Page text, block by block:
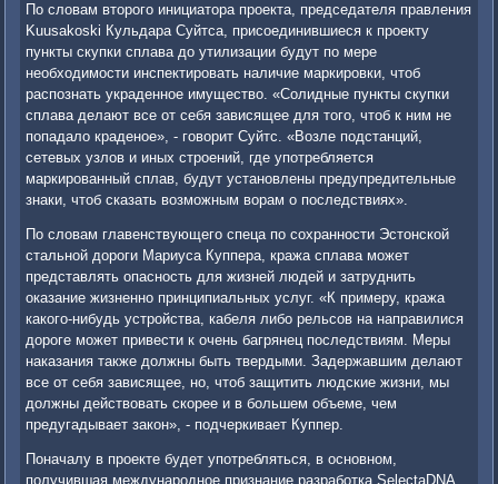
По словам второго инициатора проекта, председателя правления
Kuusakoski Кульдара Суйтса, присоединившиеся к проекту
пункты скупки сплава до утилизации будут по мере
необходимости инспектировать наличие маркировки, чтоб
распознать украденное имущество. «Солидные пункты скупки
сплава делают все от себя зависящее для того, чтоб к ним не
попадало краденое», - говорит Суйтс. «Возле подстанций,
сетевых узлов и иных строений, где употребляется
маркированный сплав, будут установлены предупредительные
знаки, чтоб сказать возможным ворам о последствиях».
По словам главенствующего спеца по сохранности Эстонской
стальной дороги Мариуса Куппера, кража сплава может
представлять опасность для жизней людей и затруднить
оказание жизненно принципиальных услуг. «К примеру, кража
какого-нибудь устройства, кабеля либо рельсов на направилися
дороге может привести к очень багрянец последствиям. Меры
наказания также должны быть твердыми. Задержавшим делают
все от себя зависящее, но, чтоб защитить людские жизни, мы
должны действовать скорее и в большем объеме, чем
предугадывает закон», - подчеркивает Куппер.
Поначалу в проекте будет употребляться, в основном,
получившая международное признание разработка SelectaDNA,